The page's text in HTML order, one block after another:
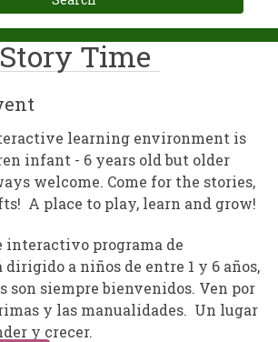
Story Time
learning environment is
infant - 6 years old but older
welcome. Come for the stories,
A place to play, learn and grow!
interactivo programa de
dirigido a niños de entre 1 y 6 años,
son siempre bienvenidos. Ven por
y las manualidades. Un lugar
y crecer.